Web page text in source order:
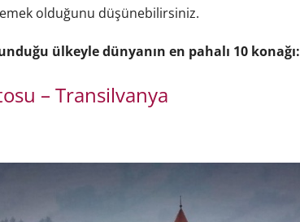
olduğunu düşünebilirsiniz.
ülkeyle dünyanın en pahalı 10 konağı:
– Transilvanya